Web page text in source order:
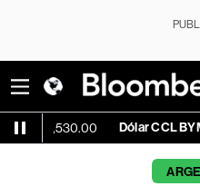
Dólar CCL BYMA